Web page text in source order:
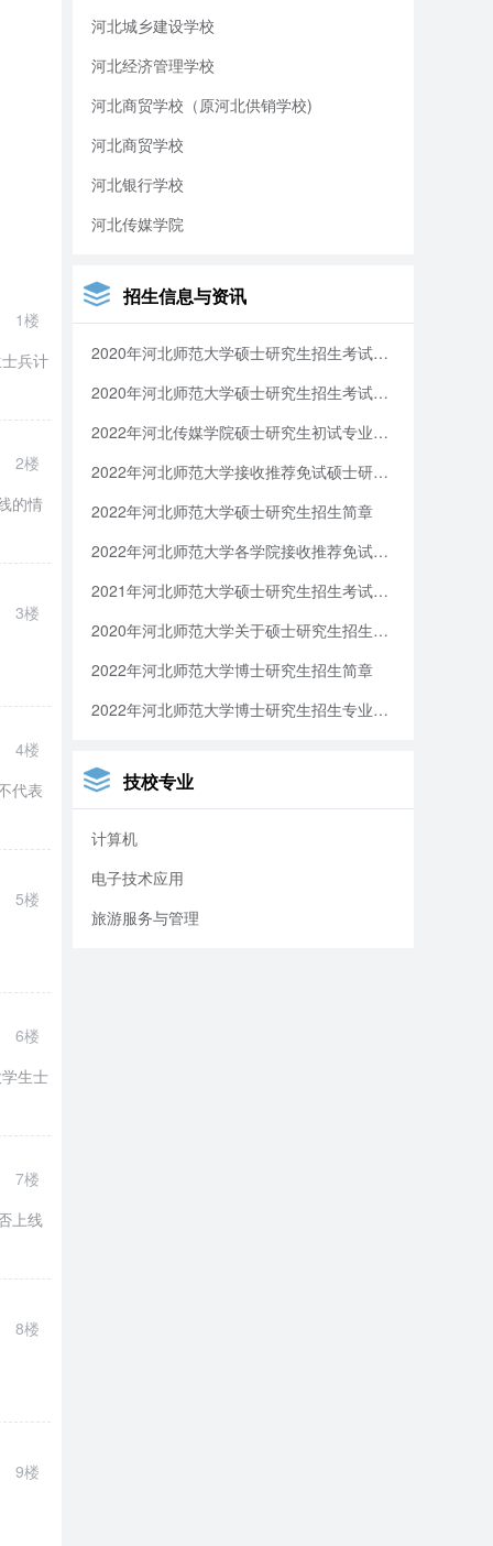
1楼
兵计
2楼
的情
3楼
4楼
代表
5楼
6楼
生士
7楼
上线
8楼
9楼
河北城乡建设学校
河北经济管理学校
河北商贸学校（原河北供销学校)
河北商贸学校
河北银行学校
河北传媒学院
招生信息与资讯
2020年河北师范大学硕士研究生招生考试初试成绩总分排名及相关事项的通知
2020年河北师范大学硕士研究生招生考试初试成绩总分排名及相关事项通知
2022年河北传媒学院硕士研究生初试专业课考试大纲与参考书目
2022年河北师范大学接收推荐免试硕士研究生章程
2022年河北师范大学硕士研究生招生简章
2022年河北师范大学各学院接收推荐免试硕士学位研究生专业目录
2021年河北师范大学硕士研究生招生考试初试科目及参考书目预告
2020年河北师范大学关于硕士研究生招生考试初试成绩查询及成绩复查的通知
2022年河北师范大学博士研究生招生简章
2022年河北师范大学博士研究生招生专业目录
技校专业
计算机
电子技术应用
旅游服务与管理